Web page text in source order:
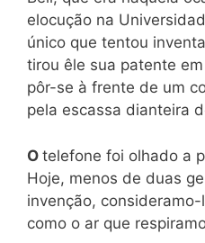
elocução na
único que tentou
tirou êle sua patente
pôr-se à frente de um
pela escassa dianteira
O telefone foi olhado a
Hoje, menos de duas
invenção,
como o ar que